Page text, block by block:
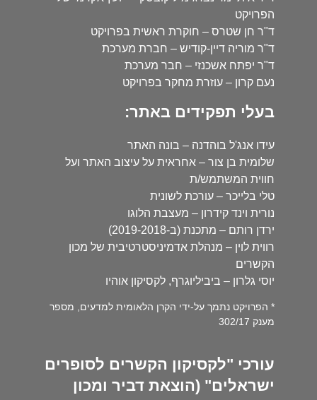
הפרויקט
ד"ר חן שטרס – חוקרת ראשית בפרויקט
ד"ר מוריה דיין-קודיש – חברת מערכת
ד"ר יפתח אשכנזי – חבר מערכת
נעם קרון – עוזרת מחקר בפרויקט
בעלי תפקידים באתר:
עידו אנג'ל בוהדנה – בונה האתר
שלומית בן צור – אחראית על עיצוב האתר ועל
חווית המשתמש/ת
טלי בלייכר – עורכת לשונית
נורית וינד קידרון – מעצבת הלוגו
ירדן רותם – מתכנת (ב-2019-2018)
רווית לוין – מנהלת אדמיניסטרטיבית של מכון
הקשרים
יוסי גלרון – ביביליוגרף, לקסיקון אוהיו
* הפרויקט נתמך על-ידי הקרן הלאומית למדעים, מספר
מענק 302/17
עורכי "לקסיקון הקשרים לסופרים
ישראלים" (הוצאת דביר ומכון